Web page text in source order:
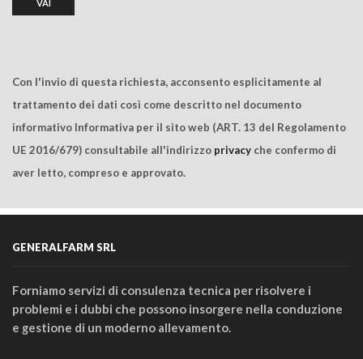
Con l'invio di questa richiesta, acconsento esplicitamente al
trattamento dei dati così come descritto nel documento
informativo Informativa per il sito web (ART. 13 del Regolamento
UE 2016/679) consultabile all'indirizzo privacy che confermo di
aver letto, compreso e approvato.
GENERALFARM SRL
Forniamo servizi di consulenza tecnica per risolvere i
problemi e i dubbi che possono insorgere nella conduzione
e gestione di un moderno allevamento.